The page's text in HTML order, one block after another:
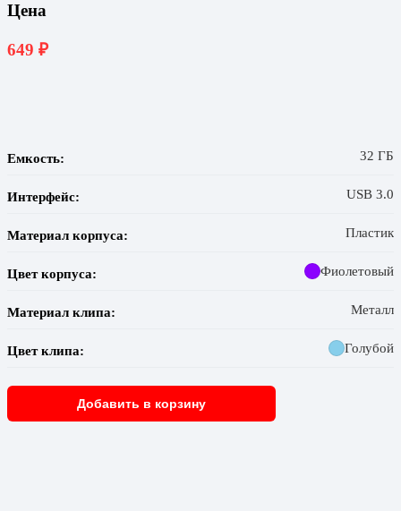
Цена
649 ₽
Емкость: 32 ГБ
Интерфейс: USB 3.0
Материал корпуса: Пластик
Цвет корпуса: Фиолетовый
Материал клипа: Металл
Цвет клипа: Голубой
Добавить в корзину